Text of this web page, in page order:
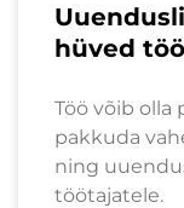
hüved
Töö võib olla
pakkuda
ning
töötajatele.